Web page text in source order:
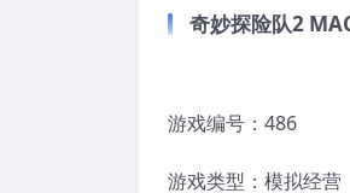
奇妙探险队2
游戏编号：486
游戏类型：模拟经营